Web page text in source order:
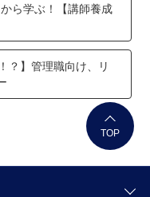
ら学ぶ！【講師養成
？】管理職向け、リ
TOP